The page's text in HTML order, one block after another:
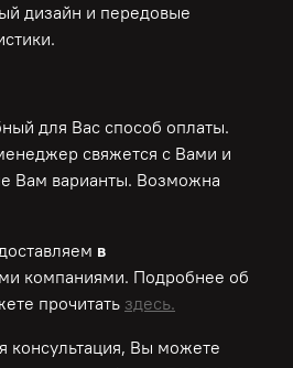
дизайн и передовые
для Вас способ оплаты.
свяжется с Вами и
Вам варианты. Возможна
в
компаниями. Подробнее об
прочитать здесь.
консультация, Вы можете